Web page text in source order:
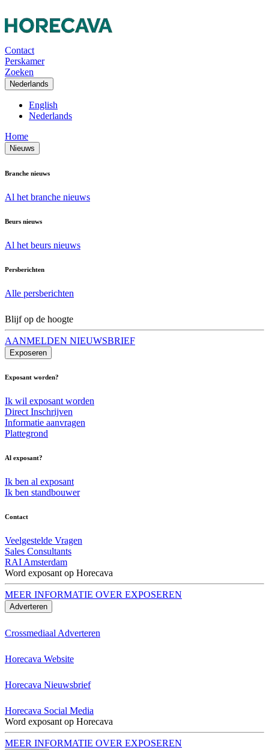
Contact
Perskamer
Zoeken
Nederlands
English
Nederlands
Home
Nieuws
Branche nieuws
Al het branche nieuws
Beurs nieuws
Al het beurs nieuws
Persberichten
Alle persberichten
Blijf op de hoogte
AANMELDEN NIEUWSBRIEF
Exposeren
Exposant worden?
Ik wil exposant worden
Direct Inschrijven
Informatie aanvragen
Plattegrond
Al exposant?
Ik ben al exposant
Ik ben standbouwer
Contact
Veelgestelde Vragen
Sales Consultants
RAI Amsterdam
Word exposant op Horecava
MEER INFORMATIE OVER EXPOSEREN
Adverteren
Crossmediaal Adverteren
Horecava Website
Horecava Nieuwsbrief
Horecava Social Media
Word exposant op Horecava
MEER INFORMATIE OVER EXPOSEREN